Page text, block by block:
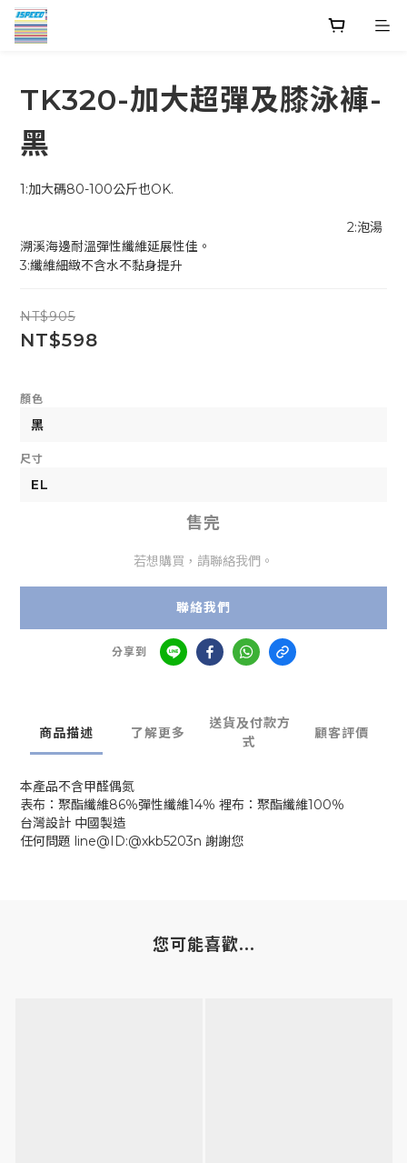
TK320-加大超彈及膝泳褲-
黑
1:加大碼80-100公斤也OK.
                                                                                          2:泡湯
溯溪海邊耐溫彈性纖維延展性佳。
3:纖維細緻不含水不黏身提升
NT$905
NT$598
顏色
尺寸
售完
若想購買，請聯絡我們。
聯絡我們
分享到
商品描述 了解更多
送貨及付款方
式
顧客評價
本產品不含甲醛偶氮
表布：聚酯纖維86％彈性纖維14％ 裡布：聚酯纖維100％
台灣設計 中國製造
任何問題 line@ID:@xkb5203n 謝謝您
您可能喜歡...